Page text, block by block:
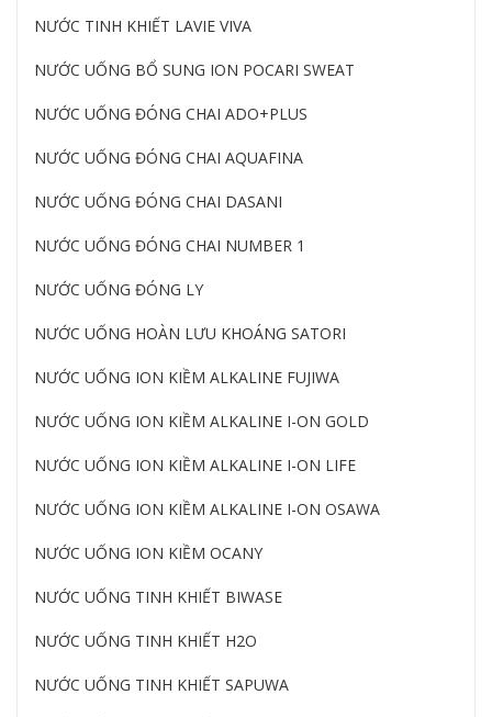
NƯỚC TINH KHIẾT LAVIE VIVA
NƯỚC UỐNG BỔ SUNG ION POCARI SWEAT
NƯỚC UỐNG ĐÓNG CHAI ADO+PLUS
NƯỚC UỐNG ĐÓNG CHAI AQUAFINA
NƯỚC UỐNG ĐÓNG CHAI DASANI
NƯỚC UỐNG ĐÓNG CHAI NUMBER 1
NƯỚC UỐNG ĐÓNG LY
NƯỚC UỐNG HOÀN LƯU KHOÁNG SATORI
NƯỚC UỐNG ION KIỀM ALKALINE FUJIWA
NƯỚC UỐNG ION KIỀM ALKALINE I-ON GOLD
NƯỚC UỐNG ION KIỀM ALKALINE I-ON LIFE
NƯỚC UỐNG ION KIỀM ALKALINE I-ON OSAWA
NƯỚC UỐNG ION KIỀM OCANY
NƯỚC UỐNG TINH KHIẾT BIWASE
NƯỚC UỐNG TINH KHIẾT H2O
NƯỚC UỐNG TINH KHIẾT SAPUWA